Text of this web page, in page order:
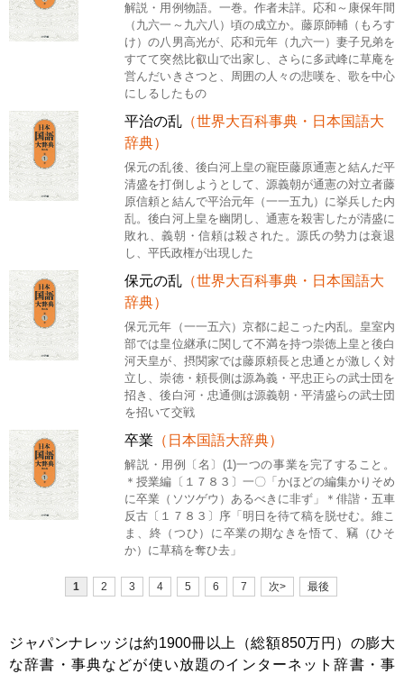
解説・用例物語。一巻。作者未詳。応和～康保年間
（九六一～九六八）頃の成立か。藤原師輔（もろす
け）の八男高光が、応和元年（九六一）妻子兄弟を
すてて突然比叡山で出家し、さらに多武峰に草庵を
営んだいきさつと、周囲の人々の悲嘆を、歌を中心
にしるしたもの
平治の乱 （世界大百科事典・日本国語大
辞典）
保元の乱後、後白河上皇の寵臣藤原通憲と結んだ平
清盛を打倒しようとして、源義朝が通憲の対立者藤
原信頼と結んで平治元年（一一五九）に挙兵した内
乱。後白河上皇を幽閉し、通憲を殺害したが清盛に
敗れ、義朝・信頼は殺された。源氏の勢力は衰退
し、平氏政権が出現した
保元の乱 （世界大百科事典・日本国語大
辞典）
保元元年（一一五六）京都に起こった内乱。皇室内
部では皇位継承に関して不満を持つ崇徳上皇と後白
河天皇が、摂関家では藤原頼長と忠通とが激しく対
立し、崇徳・頼長側は源為義・平忠正らの武士団を
招き、後白河・忠通側は源義朝・平清盛らの武士団
を招いて交戦
卒業 （日本国語大辞典）
解説・用例〔名〕(1)一つの事業を完了すること。
＊授業編〔１７８３〕一〇「かほどの編集かりそめ
に卒業（ソツゲウ）あるべきに非ず」＊俳諧・五車
反古〔１７８３〕序「明日を待て稿を脱せむ。維こ
ま、終（つひ）に卒業の期なきを悟て、竊（ひそ
か）に草稿を奪ひ去」
1 2 3 4 5 6 7 次> 最後
ジャパンナレッジは約1900冊以上（総額850万円）の膨大
な辞書・事典などが使い放題のインターネット辞書・事